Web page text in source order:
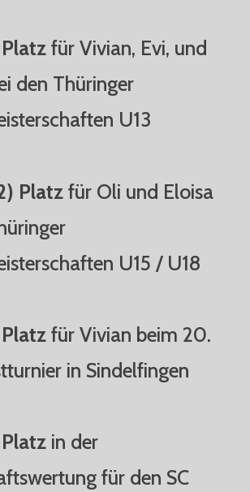
für Vivian, Evi, und
den Thüringer
U13
Platz für Oli und Eloisa
U15 / U18
für Vivian beim 20.
in Sindelfingen
in der
für den SC